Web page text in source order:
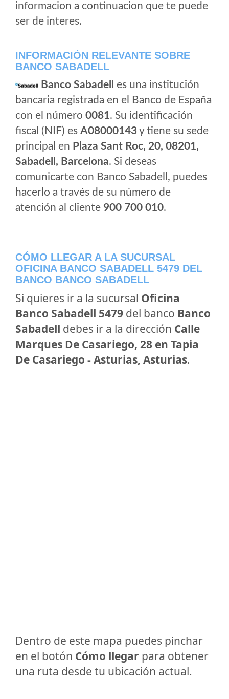
informacion a continuacion que te puede
ser de interes.
INFORMACIÓN RELEVANTE SOBRE
BANCO SABADELL
Banco Sabadell
es una institución
bancaria registrada en el Banco de España
con el número 0081. Su identificación
fiscal (NIF) es A08000143y tiene su sede
principal en Plaza Sant Roc, 20, 08201,
Sabadell, Barcelona. Si deseas
comunicarte con Banco Sabadell, puedes
hacerlo a través de su número de
atención al cliente 900 700 010.
CÓMO LLEGAR A LA SUCURSAL
OFICINA BANCO SABADELL 5479 DEL
BANCO BANCO SABADELL
Si quieres ir a la sucursal Oficina
Banco Sabadell 5479 del banco Banco
Sabadell debes ir a la dirección Calle
Marques De Casariego, 28 en Tapia
De Casariego - Asturias, Asturias.
Dentro de este mapa puedes pinchar
en el botón Cómo llegar para obtener
una ruta desde tu ubicación actual.